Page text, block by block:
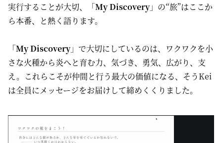
実行することが大切、「My Discovery」の“旅”はここか
ら本番、と熱く語ります。
「My Discovery」で大切にしているのは、ワクワクを小
さな火種から炎へと育む力、気づき、勇気、広がり、支
え。これらこそが仲間と行う最大の価値になる、そうKei
は全員にメッセージをお届けして締めくくりました。